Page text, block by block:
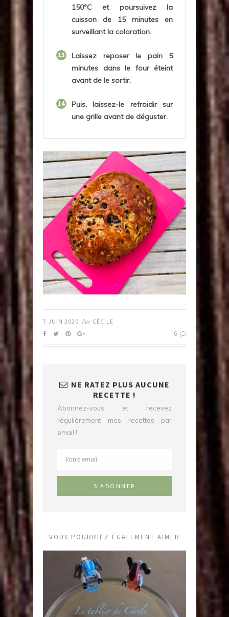
150°C et poursuivez la
cuisson de 15 minutes en
surveillant la coloration.
13
Laissez reposer le pain 5
minutes dans le four éteint
avant de le sortir.
14
Puis, laissez-le refroidir sur
une grille avant de déguster.
7 JUIN 2020 Par CÉCILE
6
NE RATEZ PLUS AUCUNE
RECETTE !
Abonnez-vous et recevez
régulièrement mes recettes par
email !
VOUS POURRIEZ ÉGALEMENT AIMER